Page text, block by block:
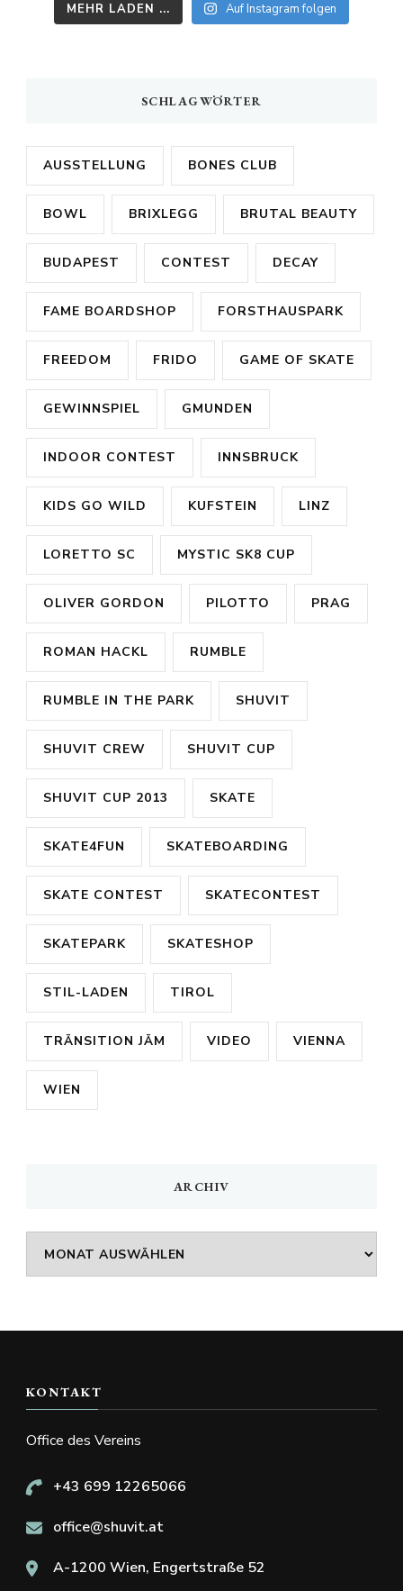
MEHR LADEN ... Auf Instagram folgen
SCHLAGWÖRTER
AUSSTELLUNG BONES CLUB
BOWL BRIXLEGG BRUTAL BEAUTY
BUDAPEST CONTEST DECAY
FAME BOARDSHOP FORSTHAUSPARK
FREEDOM FRIDO GAME OF SKATE
GEWINNSPIEL GMUNDEN
INDOOR CONTEST INNSBRUCK
KIDS GO WILD KUFSTEIN LINZ
LORETTO SC MYSTIC SK8 CUP
OLIVER GORDON PILOTTO PRAG
ROMAN HACKL RUMBLE
RUMBLE IN THE PARK SHUVIT
SHUVIT CREW SHUVIT CUP
SHUVIT CUP 2013 SKATE
SKATE4FUN SKATEBOARDING
SKATE CONTEST SKATECONTEST
SKATEPARK SKATESHOP
STIL-LADEN TIROL
TRÄNSITION JÄM VIDEO VIENNA
WIEN
ARCHIV
Archiv
KONTAKT
Office des Vereins
+43 699 12265066
office@shuvit.at
A-1200 Wien, Engertstraße 52